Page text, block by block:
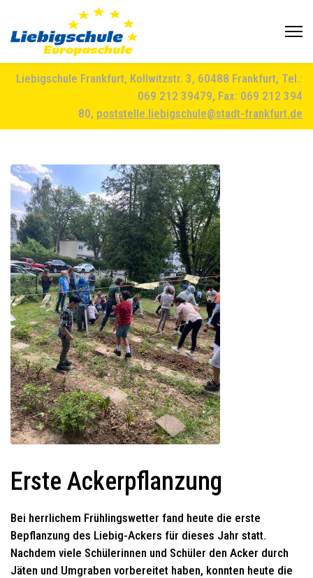
Liebigschule Frankfurt, Kollwitzstr. 3, 60488 Frankfurt, Tel.:
069 212 39479, Fax: 069 212 394
80, poststelle.liebigschule@stadt-frankfurt.de
Erste Ackerpflanzung
Bei herrlichem Frühlingswetter fand heute die erste
Bepflanzung des Liebig-Ackers für dieses Jahr statt.
Nachdem viele Schülerinnen und Schüler den Acker durch
Jäten und Umgraben vorbereitet haben, konnten heute die